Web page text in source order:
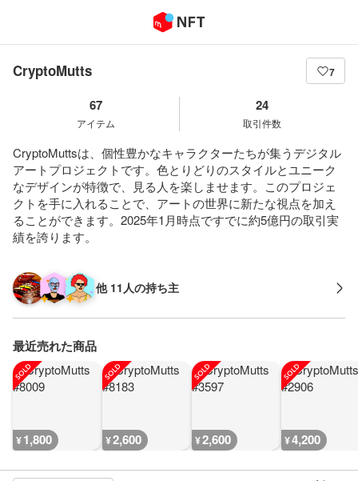
CryptoMutts 7
67
アイテム
24
取引件数
CryptoMuttsは、個性豊かなキャラクターたちが集うデジタル
アートプロジェクトです。色とりどりのスタイルとユニーク
なデザインが特徴で、見る人を楽しませます。このプロジェ
クトを手に入れることで、アートの世界に新たな視点を加え
ることができます。2025年1月時点ですでに約5億円の取引実
績を誇ります。
他 11人の持ち主
最近売れた商品
¥1,800 ¥2,600 ¥2,600 ¥4,200